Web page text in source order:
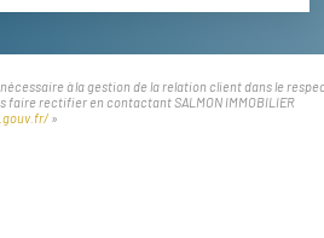
à la gestion de la relation client dans le
rectifier en contactant SALMON IMMOBILIER
»